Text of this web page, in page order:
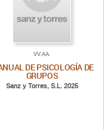
VV.AA.
DE PSICOLOGÍA DE
GRUPOS
Sanz y Torres, S.L. 2025